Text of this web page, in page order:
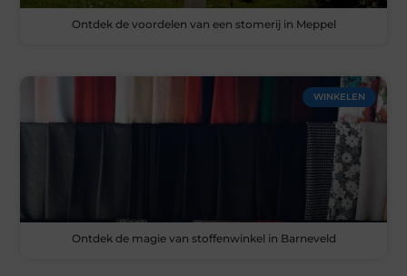
Ontdek de voordelen van een stomerij in Meppel
WINKELEN
Ontdek de magie van stoffenwinkel in Barneveld